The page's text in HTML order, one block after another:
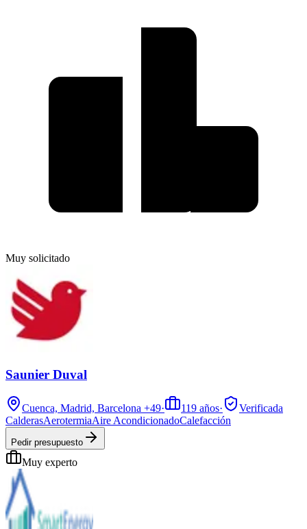
Muy solicitado
Saunier Duval
Cuenca, Madrid, Barcelona +49· 119 años·
Verificada
CalderasAerotermiaAire AcondicionadoCalefacción
Pedir presupuesto
Muy experto